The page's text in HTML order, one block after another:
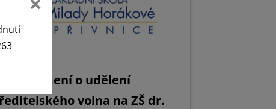
🪧Oznámení o udělení
ředitelského volna na ZŠ dr.